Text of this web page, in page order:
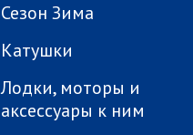
Сезон Зима
Катушки
Лодки, моторы и
аксессуары к ним